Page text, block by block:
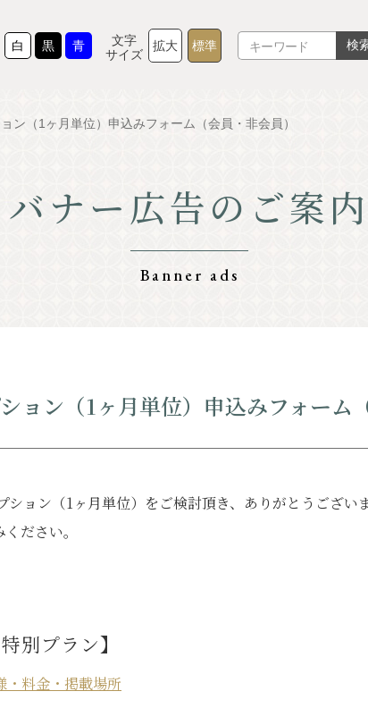
白 黒 青
文字
サイズ
拡大 標準 検
TOP
軽井沢を知る
クラシック
グルメ
イベ
バナー広告案内
ン（1ヶ月単位）申込みフォーム（会員・非会員）
バナー広告のご案内
Banner ads
ョン（1ヶ月単位）申込みフォーム
ョン（1ヶ月単位）をご検討頂き、ありがとうございま
ださい。
別プラン】
・料金・掲載場所